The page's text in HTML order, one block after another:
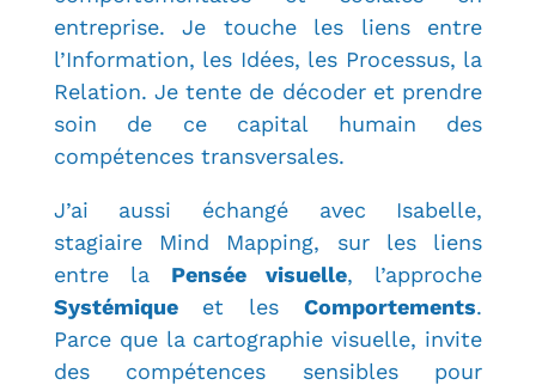
entreprise. Je touche les liens entre
l’Information, les Idées, les Processus, la
Relation. Je tente de décoder et prendre
soin de ce capital humain des
compétences transversales.
J’ai aussi échangé avec Isabelle,
stagiaire Mind Mapping, sur les liens
entre la Pensée visuelle, l’approche
Systémique et lesComportements.
Parce que la cartographie visuelle, invite
des compétences sensibles pour